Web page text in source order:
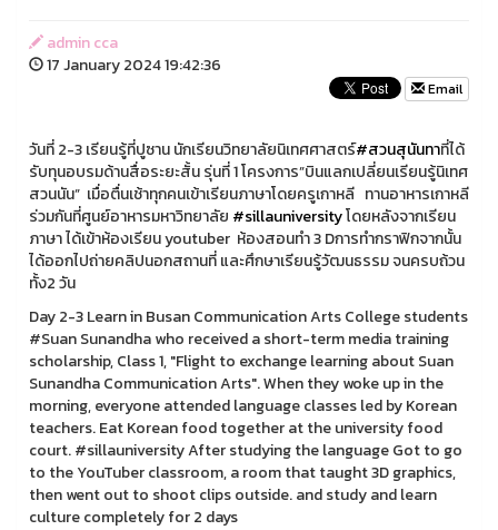
admin cca
17 January 2024 19:42:36
Email
วันที่ 2-3 เรียนรู้ที่ปูซาน นักเรียนวิทยาลัยนิเทศศาสตร์#สวนสุนันทาที่ได้
รับทุนอบรมด้านสื่อระยะสั้น รุ่นที่ 1 โครงการ”บินแลกเปลี่ยนเรียนรู้นิเทศ
สวนนัน” เมื่อตื่นเช้าทุกคนเข้าเรียนภาษาโดยครูเกาหลี ทานอาหารเกาหลี
ร่วมกันที่ศูนย์อาหารมหาวิทยาลัย #sillauniversityโดยหลังจากเรียน
ภาษา ได้เข้าห้องเรียน youtuber ห้องสอนทำ 3 Dการทำกราฟิกจากนั้น
ได้ออกไปถ่ายคลิปนอกสถานที่ และศึกษาเรียนรู้วัฒนธรรม จนครบถ้วน
ทั้ง2 วัน
Day 2-3 Learn in Busan Communication Arts College students
#Suan Sunandha who received a short-term media training
scholarship, Class 1, "Flight to exchange learning about Suan
Sunandha Communication Arts". When they woke up in the
morning, everyone attended language classes led by Korean
teachers. Eat Korean food together at the university food
court. #sillauniversity After studying the language Got to go
to the YouTuber classroom, a room that taught 3D graphics,
then went out to shoot clips outside. and study and learn
culture completely for 2 days